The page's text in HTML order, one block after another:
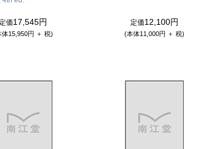
定価17,545円
体15,950円 ＋ 税)
定価12,100円
(本体11,000円 ＋ 税)